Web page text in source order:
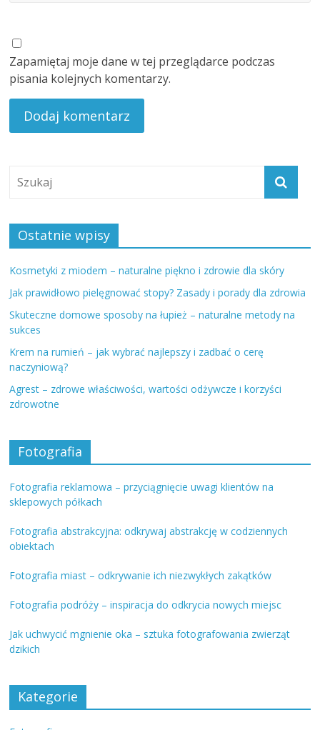
Zapamiętaj moje dane w tej przeglądarce podczas
pisania kolejnych komentarzy.
Ostatnie wpisy
Kosmetyki z miodem – naturalne piękno i zdrowie dla skóry
Jak prawidłowo pielęgnować stopy? Zasady i porady dla zdrowia
Skuteczne domowe sposoby na łupież – naturalne metody na
sukces
Krem na rumień – jak wybrać najlepszy i zadbać o cerę
naczyniową?
Agrest – zdrowe właściwości, wartości odżywcze i korzyści
zdrowotne
Fotografia
Fotografia reklamowa – przyciągnięcie uwagi klientów na
sklepowych półkach
Fotografia abstrakcyjna: odkrywaj abstrakcję w codziennych
obiektach
Fotografia miast – odkrywanie ich niezwykłych zakątków
Fotografia podróży – inspiracja do odkrycia nowych miejsc
Jak uchwycić mgnienie oka – sztuka fotografowania zwierząt
dzikich
Kategorie